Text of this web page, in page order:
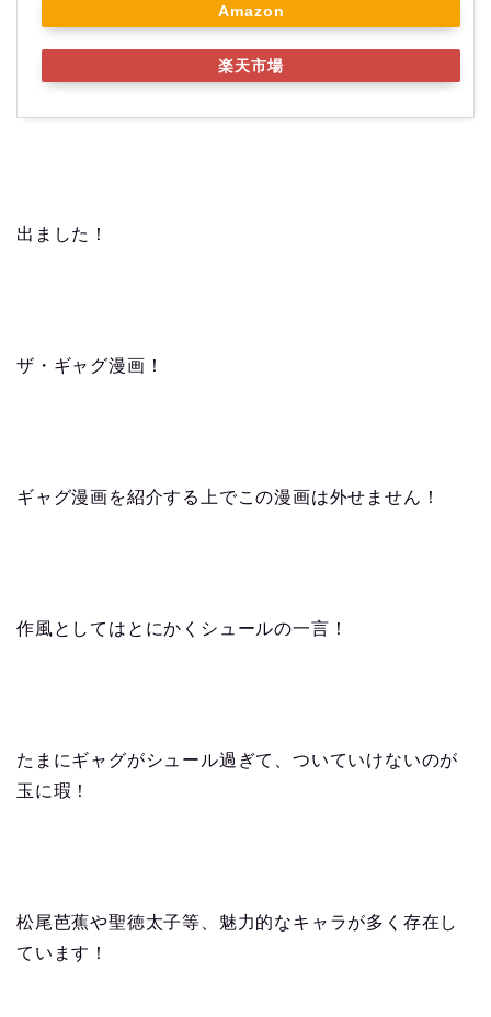
Amazon
楽天市場
出ました！
ザ・ギャグ漫画！
ギャグ漫画を紹介する上でこの漫画は外せません！
作風としてはとにかくシュールの一言！
たまにギャグがシュール過ぎて、ついていけないのが
玉に瑕！
松尾芭蕉や聖徳太子等、魅力的なキャラが多く存在し
ています！